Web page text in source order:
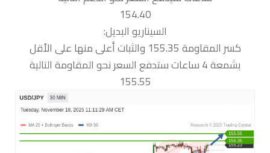
154.40
السيناريو البديل:
كسر المقاومة 155.35 والثبات أعلى منها على الأقل
بشمعة 4 ساعات ستدفع السعر نحو المقاومة التالية
155.55